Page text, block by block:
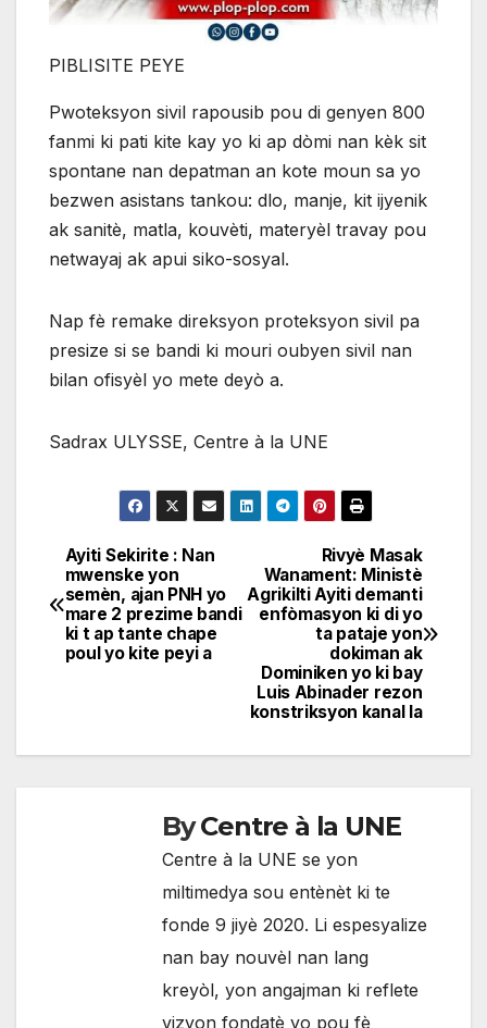
PIBLISITE PEYE
Pwoteksyon sivil rapousib pou di genyen 800
fanmi ki pati kite kay yo ki ap dòmi nan kèk sit
spontane nan depatman an kote moun sa yo
bezwen asistans tankou: dlo, manje, kit ijyenik
ak sanitè, matla, kouvèti, materyèl travay pou
netwayaj ak apui siko-sosyal.
Nap fè remake direksyon proteksyon sivil pa
presize si se bandi ki mouri oubyen sivil nan
bilan ofisyèl yo mete deyò a.
Sadrax ULYSSE, Centre à la UNE
Navigation
de
l'article
Rivyè Masak
Wanament: Ministè
Agrikilti Ayiti demanti
enfòmasyon ki di yo
ta pataje yon
dokiman ak
Dominiken yo ki bay
Luis Abinader rezon
konstriksyon kanal la
Ayiti Sekirite : Nan
mwenske yon
semèn, ajan PNH yo
mare 2 prezime bandi
ki t ap tante chape
poul yo kite peyi a
ByCentre à la UNE
Centre à la UNE se yon
miltimedya sou entènèt ki te
fonde 9 jiyè 2020. Li espesyalize
nan bay nouvèl nan lang
kreyòl, yon angajman ki reflete
vizyon fondatè yo pou fè